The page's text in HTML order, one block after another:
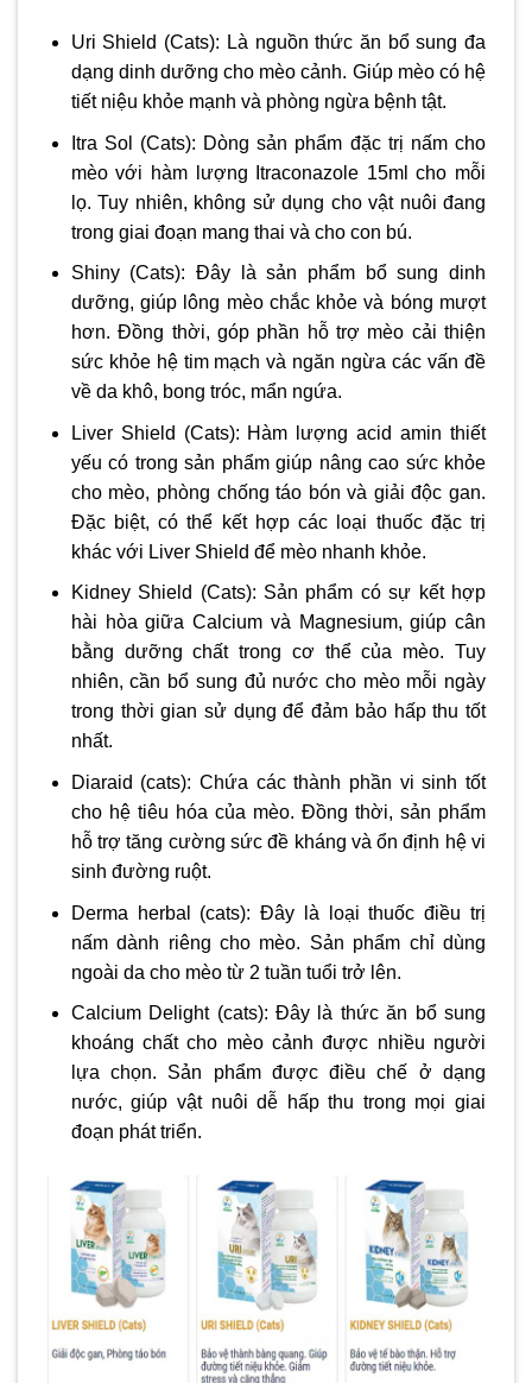
Uri Shield (Cats): Là nguồn thức ăn bổ sung đa
dạng dinh dưỡng cho mèo cảnh. Giúp mèo có hệ
tiết niệu khỏe mạnh và phòng ngừa bệnh tật.
Itra Sol (Cats): Dòng sản phẩm đặc trị nấm cho
mèo với hàm lượng Itraconazole 15ml cho mỗi
lọ. Tuy nhiên, không sử dụng cho vật nuôi đang
trong giai đoạn mang thai và cho con bú.
Shiny (Cats): Đây là sản phẩm bổ sung dinh
dưỡng, giúp lông mèo chắc khỏe và bóng mượt
hơn. Đồng thời, góp phần hỗ trợ mèo cải thiện
sức khỏe hệ tim mạch và ngăn ngừa các vấn đề
về da khô, bong tróc, mẩn ngứa.
Liver Shield (Cats): Hàm lượng acid amin thiết
yếu có trong sản phẩm giúp nâng cao sức khỏe
cho mèo, phòng chống táo bón và giải độc gan.
Đặc biệt, có thể kết hợp các loại thuốc đặc trị
khác với Liver Shield để mèo nhanh khỏe.
Kidney Shield (Cats): Sản phẩm có sự kết hợp
hài hòa giữa Calcium và Magnesium, giúp cân
bằng dưỡng chất trong cơ thể của mèo. Tuy
nhiên, cần bổ sung đủ nước cho mèo mỗi ngày
trong thời gian sử dụng để đảm bảo hấp thu tốt
nhất.
Diaraid (cats): Chứa các thành phần vi sinh tốt
cho hệ tiêu hóa của mèo. Đồng thời, sản phẩm
hỗ trợ tăng cường sức đề kháng và ổn định hệ vi
sinh đường ruột.
Derma herbal (cats): Đây là loại thuốc điều trị
nấm dành riêng cho mèo. Sản phẩm chỉ dùng
ngoài da cho mèo từ 2 tuần tuổi trở lên.
Calcium Delight (cats): Đây là thức ăn bổ sung
khoáng chất cho mèo cảnh được nhiều người
lựa chọn. Sản phẩm được điều chế ở dạng
nước, giúp vật nuôi dễ hấp thu trong mọi giai
đoạn phát triển.